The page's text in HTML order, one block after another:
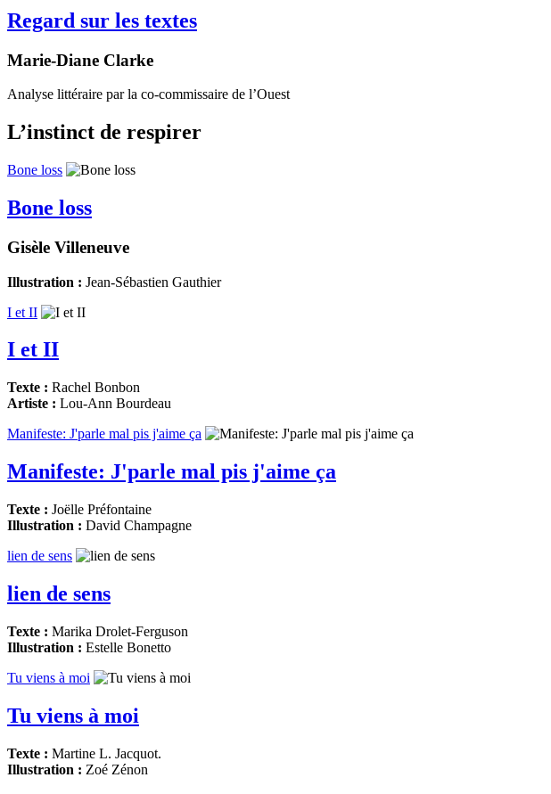
Regard sur les textes
Marie-Diane Clarke
Analyse littéraire par la co-commissaire de l’Ouest
L’instinct de respirer
Bone loss
Bone loss
Gisèle Villeneuve
Illustration : Jean-Sébastien Gauthier
I et II
I et II
Texte : Rachel Bonbon
Artiste : Lou-Ann Bourdeau
Manifeste: J'parle mal pis j'aime ça
Manifeste: J'parle mal pis j'aime ça
Texte : Joëlle Préfontaine
Illustration : David Champagne
lien de sens
lien de sens
Texte : Marika Drolet-Ferguson
Illustration : Estelle Bonetto
Tu viens à moi
Tu viens à moi
Texte : Martine L. Jacquot.
Illustration : Zoé Zénon